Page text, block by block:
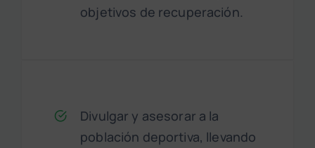
objetivos de recuperación.
Divulgar y asesorar a la
población deportiva, llevando